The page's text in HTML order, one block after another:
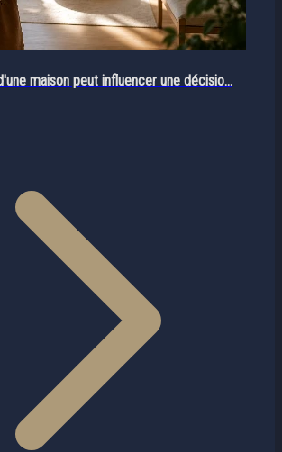
maison peut influencer une décisio...